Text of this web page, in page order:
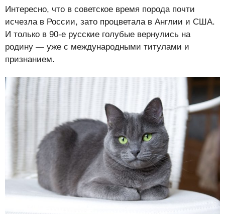
Интересно, что в советское время порода почти
исчезла в России, зато процветала в Англии и США.
И только в 90-е русские голубые вернулись на
родину — уже с международными титулами и
признанием.